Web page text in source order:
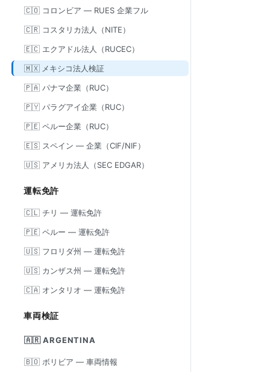
🇨🇴 コロンビア — RUES 企業フル
🇨🇷 コスタリカ法人（NITE）
🇪🇨 エクアドル法人（RUCEC）
🇲🇽 メキシコ法人検証
🇵🇦 パナマ企業（RUC）
🇵🇾 パラグアイ企業（RUC）
🇵🇪 ペルー企業（RUC）
🇪🇸 スペイン — 企業（CIF/NIF）
🇺🇸 アメリカ法人（SEC EDGAR）
運転免許
🇨🇱 チリ — 運転免許
🇵🇪 ペルー — 運転免許
🇺🇸 フロリダ州 — 運転免許
🇺🇸 カンザス州 — 運転免許
🇨🇦 オンタリオ — 運転免許
車両検証
🇦🇷 ARGENTINA
🇧🇴 ボリビア — 車両情報